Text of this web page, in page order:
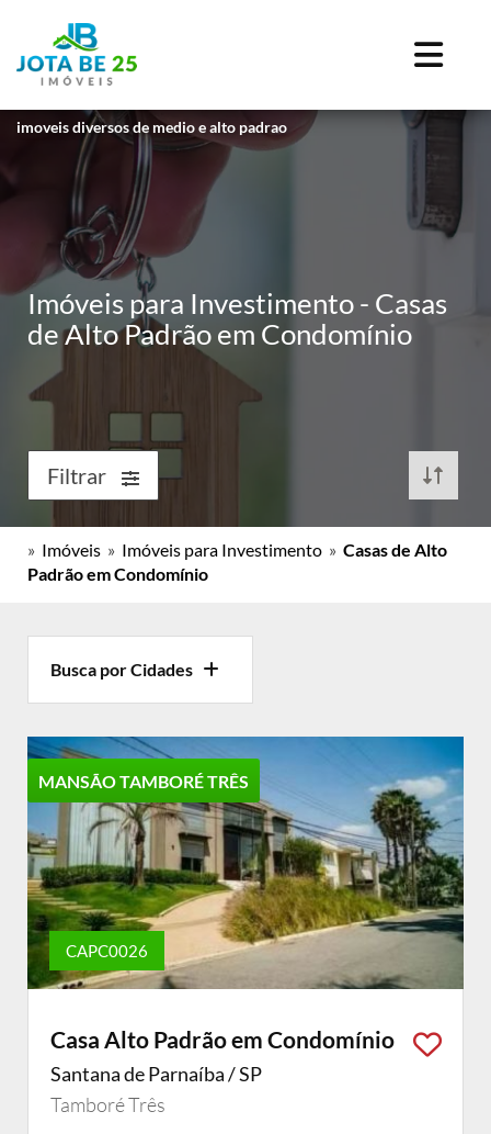
imoveis diversos de medio e alto padrao
Imóveis para Investimento - Casas
de Alto Padrão em Condomínio
Filtrar
» Imóveis » Imóveis para Investimento » Casas de Alto
Padrão em Condomínio
Busca por Cidades
MANSÃO TAMBORÉ TRÊS
CAPC0026
Casa Alto Padrão em Condomínio
Santana de Parnaíba / SP
Tamboré Três